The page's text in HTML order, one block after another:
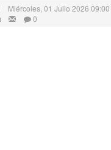
Miércoles, 01 Julio 2026 09:00
0